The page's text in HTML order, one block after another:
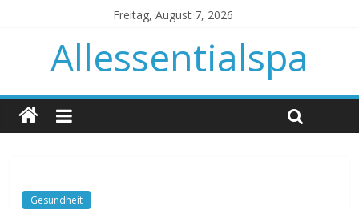
Freitag, August 7, 2026
Allessentialspa
Gesundheit